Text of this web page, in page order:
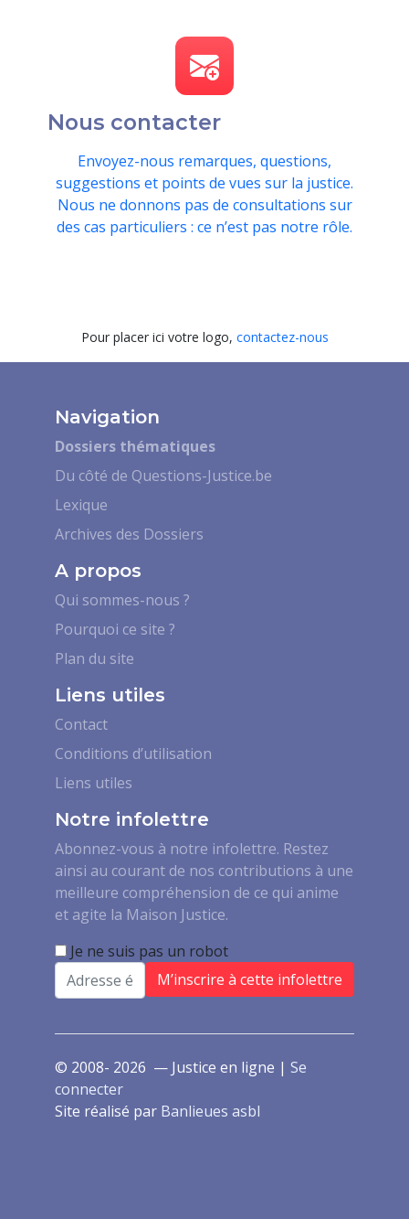
Nous contacter
Envoyez-nous remarques, questions,
suggestions et points de vues sur la justice.
Nous ne donnons pas de consultations sur
des cas particuliers : ce n’est pas notre rôle.
Pour placer ici votre logo, contactez-nous
Navigation
Dossiers thématiques
Du côté de Questions-Justice.be
Lexique
Archives des Dossiers
A propos
Qui sommes-nous ?
Pourquoi ce site ?
Plan du site
Liens utiles
Contact
Conditions d’utilisation
Liens utiles
Notre infolettre
Abonnez-vous à notre infolettre. Restez
ainsi au courant de nos contributions à une
meilleure compréhension de ce qui anime
et agite la Maison Justice.
Je ne suis pas un robot
Email
© 2008- 2026 — Justice en ligne | Se
connecter
Site réalisé par Banlieues asbl